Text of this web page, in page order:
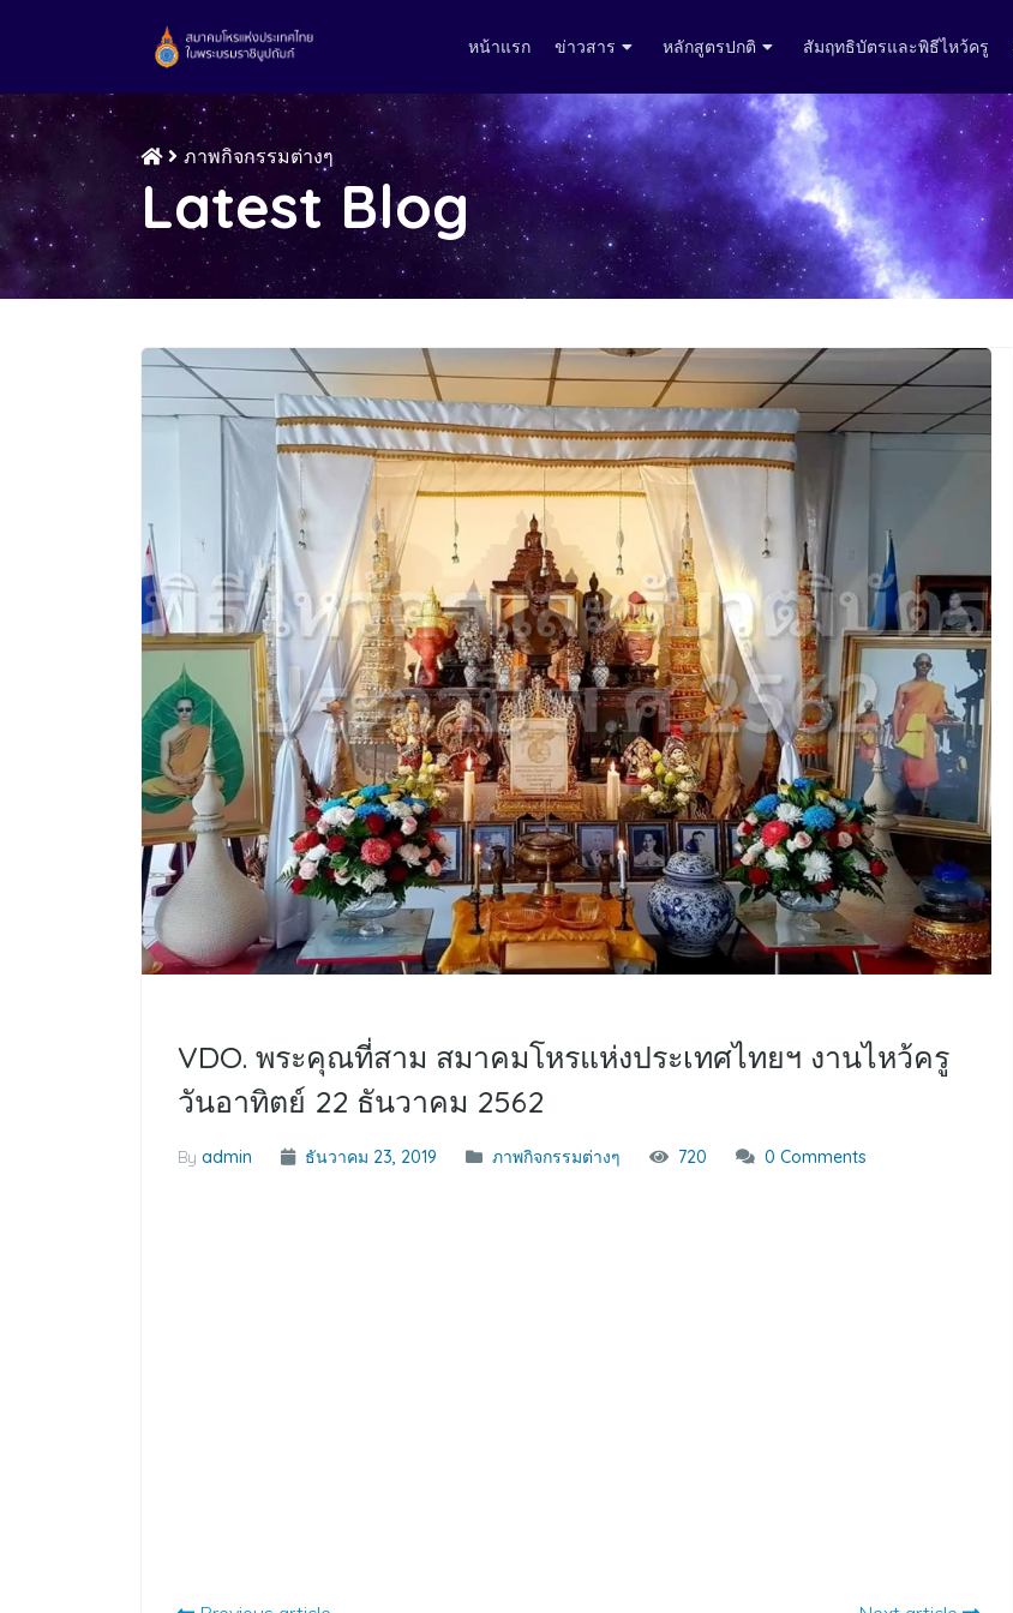
หน้าแรก ข่าวสาร หลักสูตรปกติ สัมฤทธิบัตรและพิธีไหว้ครู
ภาพกิจกรรมต่างๆ
Latest Blog
VDO. พระคุณที่สาม สมาคมโหรแห่งประเทศไทยฯ งานไหว้ครู
วันอาทิตย์ 22 ธันวาคม 2562
By admin ธันวาคม 23, 2019 ภาพกิจกรรมต่างๆ 720 0 Comments